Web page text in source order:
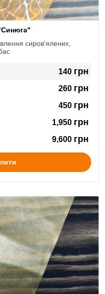
сиров'ялених,
140 грн
260 грн
450 грн
1,950 грн
9,600 грн